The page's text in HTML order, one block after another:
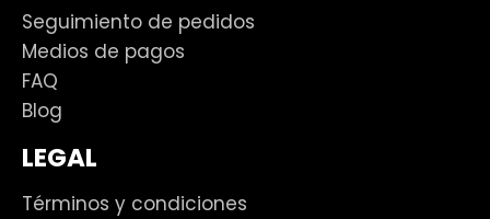
Seguimiento de pedidos
Medios de pagos
FAQ
Blog
LEGAL
Términos y condiciones